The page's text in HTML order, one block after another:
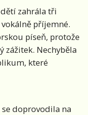
zahrála tři
příjemné.
píseň, protože
zážitek. Nechyběla
které
doprovodila na